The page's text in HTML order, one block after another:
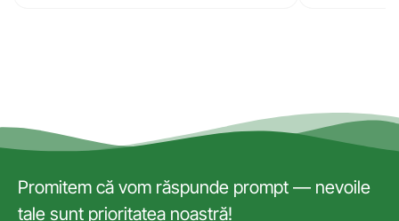
Promitem că vom răspunde prompt — nevoile
tale sunt prioritatea noastră!